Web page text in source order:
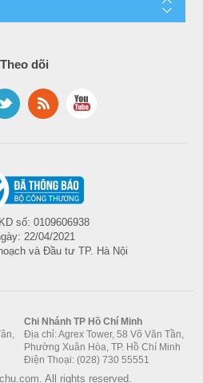
Theo dõi
số: 0109606938
22/04/2021
và Đầu tư TP. Hà Nội
Chi Nhánh TP Hồ Chí Minh
Địa chỉ: Agrex Tower, 58 Võ Văn Tần,
Phường Xuân Hòa, TP. Hồ Chí Minh
Điện Thoại: (028) 730 55551
All rights reserved.